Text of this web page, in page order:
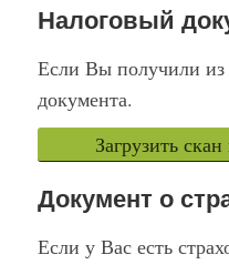
Налоговый
Если Вы получили из
документа.
Загрузить
Документ о
Если у Вас есть